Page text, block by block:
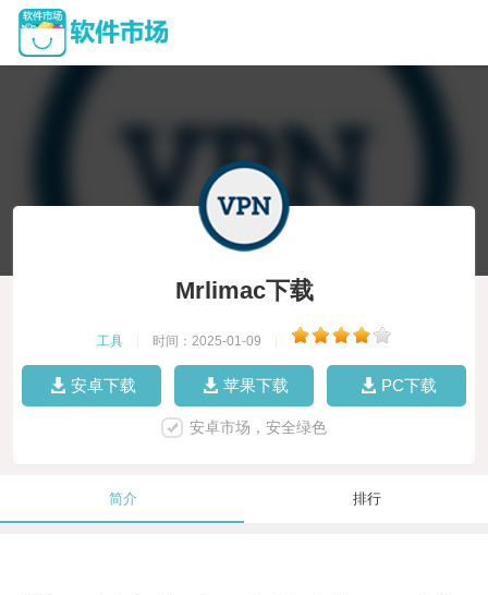
Mrlimac下载
工具 时间：2025-01-09
安卓下载 苹果下载 PC下载
安卓市场，安全绿色
简介 排行